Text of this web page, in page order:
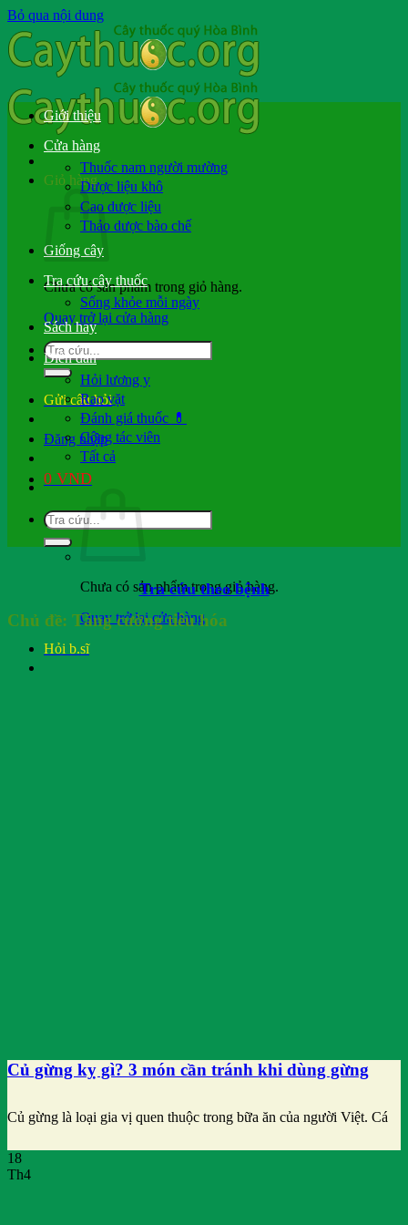
Bỏ qua nội dung
Giỏ hàng
Chưa có sản phẩm trong giỏ hàng.
Quay trở lại cửa hàng
Gửi câu hỏi
Đăng nhập
0 VND
Chưa có sản phẩm trong giỏ hàng.
Quay trở lại cửa hàng
Hỏi b.sĩ
Giới thiệu
Cửa hàng
Thuốc nam người mường
Dược liệu khô
Cao dược liệu
Thảo dược bào chế
Giống cây
Tra cứu cây thuốc
Sống khỏe mỗi ngày
Sách hay
Diễn đàn
Hỏi lương y
Rao vặt
Đánh giá thuốc 💊
Cộng tác viên
Tất cả
Tra cứu theo bệnh
Chủ đề: Tăng cường tiêu hóa
Củ gừng kỵ gì? 3 món cần tránh khi dùng gừng
Củ gừng là loại gia vị quen thuộc trong bữa ăn của người Việt. Cá
18
Th4